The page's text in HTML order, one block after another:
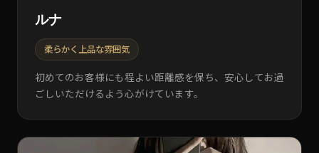
ルナ
柔らかく上品な雰囲気
初めてのお客様にも程よい距離感を保ち、安心してお過
ごしいただけるよう心がけています。